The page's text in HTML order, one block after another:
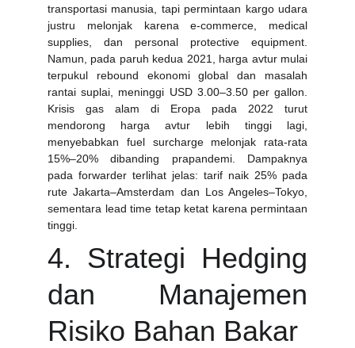
transportasi manusia, tapi permintaan kargo udara
justru melonjak karena e-commerce, medical
supplies, dan personal protective equipment.
Namun, pada paruh kedua 2021, harga avtur mulai
terpukul rebound ekonomi global dan masalah
rantai suplai, meninggi USD 3.00–3.50 per gallon.
Krisis gas alam di Eropa pada 2022 turut
mendorong harga avtur lebih tinggi lagi,
menyebabkan fuel surcharge melonjak rata-rata
15%–20% dibanding prapandemi. Dampaknya
pada forwarder terlihat jelas: tarif naik 25% pada
rute Jakarta–Amsterdam dan Los Angeles–Tokyo,
sementara lead time tetap ketat karena permintaan
tinggi.
4. Strategi Hedging
dan Manajemen
Risiko Bahan Bakar